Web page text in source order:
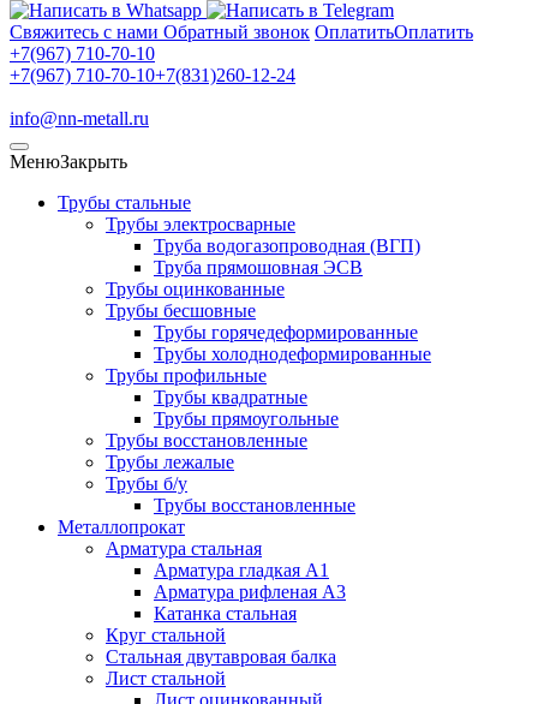
Свяжитесь с нами Обратный звонок ОплатитьОплатить
+7(967) 710-70-10
+7(967) 710-70-10+7(831)260-12-24
info@nn-metall.ru
МенюЗакрыть
Трубы стальные
Трубы электросварные
Труба водогазопроводная (ВГП)
Труба прямошовная ЭСВ
Трубы оцинкованные
Трубы бесшовные
Трубы горячедеформированные
Трубы холоднодеформированные
Трубы профильные
Трубы квадратные
Трубы прямоугольные
Трубы восстановленные
Трубы лежалые
Трубы б/у
Трубы восстановленные
Металлопрокат
Арматура стальная
Арматура гладкая А1
Арматура рифленая А3
Катанка стальная
Круг стальной
Стальная двутавровая балка
Лист стальной
Лист оцинкованный